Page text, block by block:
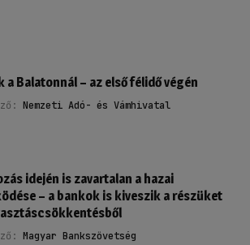
a Balatonnál – az első félidő végén
Nemzeti Adó- és Vámhivatal
idején is zavartalan a hazai
– a bankok is kiveszik a részüket
Magyar Bankszövetség